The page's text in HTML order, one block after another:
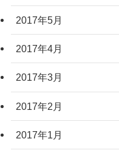
2017年5月
2017年4月
2017年3月
2017年2月
2017年1月